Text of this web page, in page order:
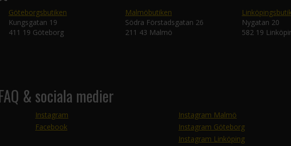
Göteborgsbutiken
Kungsgatan 19
411 19 Göteborg
Malmöbutiken
Södra Förstadsgatan 26
211 43 Malmö
Nygatan 20
582 19
& sociala medier
Instagram
Facebook
Instagram Malmö
Instagram Göteborg
Instagram Linköping